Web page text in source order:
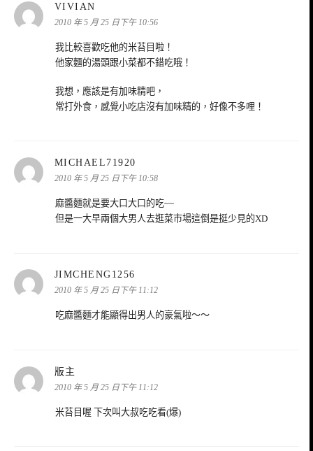
VIVIAN
示:
2010 年 5 月 25 日下午 10:56
我比較喜歡吃他的米苔目啦！
他家麵的湯頭跟小菜都不錯吃哦！
我想，應該是有加味精吧，
常打外食，感覺小吃店沒有加味精的，好像不多哩！
MICHAEL71920
示:
2010 年 5 月 25 日下午 10:58
麻醬麵就是要大口大口的吃~~
但是一大早兩個大男人去逛菜市場這倒是挺少見的XD
JIMCHENG1256
示:
2010 年 5 月 25 日下午 11:12
吃麻醬麵才能顯得出男人的豪氣啦～～
版主
示:
2010 年 5 月 25 日下午 11:12
米苔目喔 下次叫大叔吃吃看(爆)